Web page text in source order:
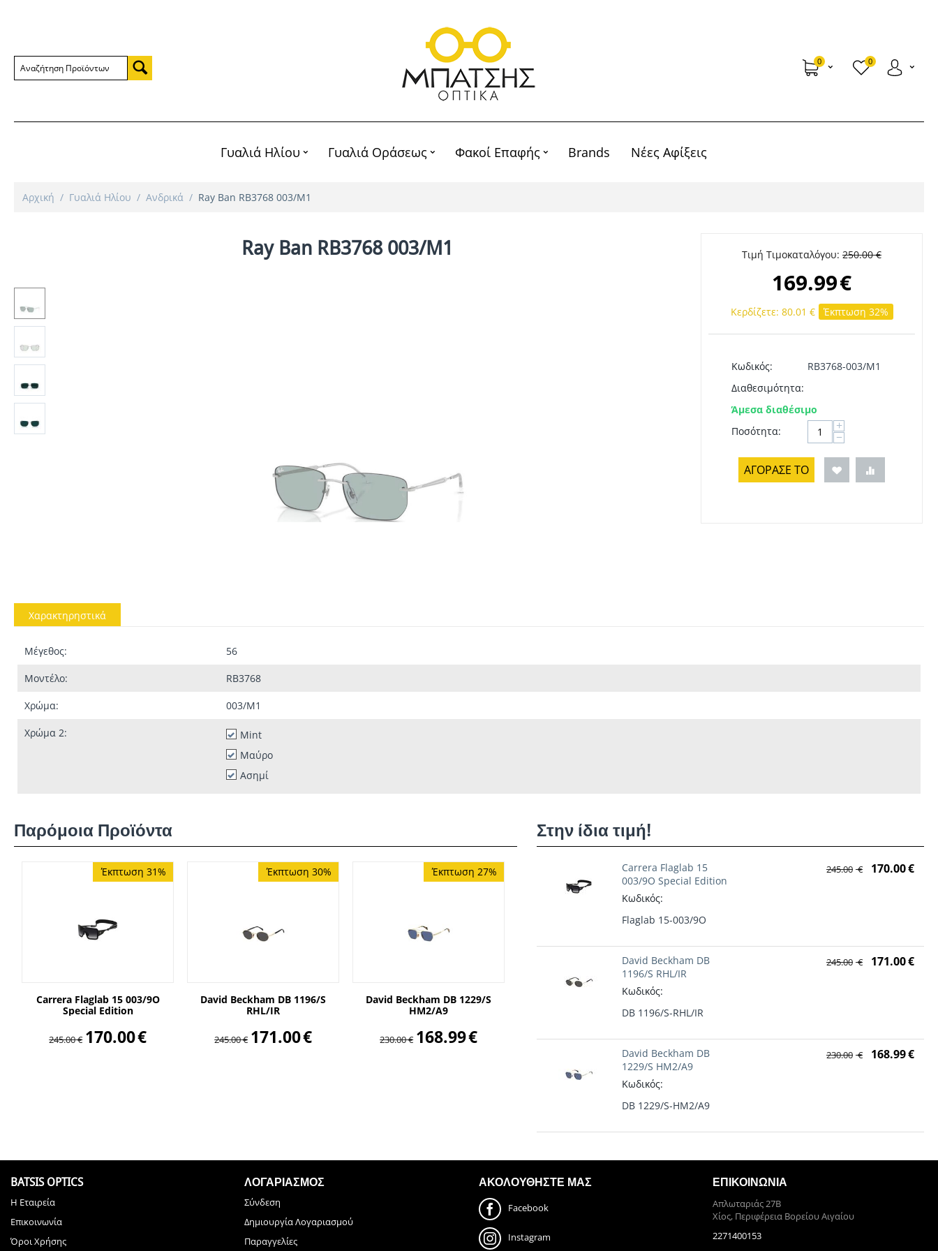
0
0
Γυαλιά Ηλίου Γυαλιά Οράσεως Φακοί Επαφής Brands Νέες Αφίξεις
Αρχική / Γυαλιά Ηλίου / Ανδρικά / Ray Ban RB3768 003/M1
Ray Ban RB3768 003/M1 Τιμή Τιμοκαταλόγου: 250.00 €
169.99€
Κερδίζετε: 80.01 € Έκπτωση 32%
Κωδικός:
RB3768-003/M1
Διαθεσιμότητα:
Άμεσα διαθέσιμο
Ποσότητα:
+
−
ΑΓΟΡΑΣΕ ΤΟ
Χαρακτηρηστικά
Μέγεθος: 56
Μοντέλο: RB3768
Χρώμα: 003/M1
Χρώμα 2:
Mint
Μαύρο
Ασημί
Παρόμοια Προϊόντα
Έκπτωση 31%
Carrera Flaglab 15 003/9O
Special Edition
245.00€ 170.00€
Έκπτωση 30%
David Beckham DB 1196/S
RHL/IR
245.00€ 171.00€
Έκπτωση 27%
David Beckham DB 1229/S
HM2/A9
230.00€ 168.99€
Στην ίδια τιμή!
Carrera Flaglab 15
003/9O Special Edition
Κωδικός:
Flaglab 15-003/9O
245.00 € 170.00€
David Beckham DB
1196/S RHL/IR
Κωδικός:
DB 1196/S-RHL/IR
245.00 € 171.00€
David Beckham DB
1229/S HM2/A9
Κωδικός:
DB 1229/S-HM2/A9
230.00 € 168.99€
BATSIS OPTICS
Η Εταιρεία
Επικοινωνία
Όροι Χρήσης
ΛΟΓΑΡΙΑΣΜΟΣ
Σύνδεση
Δημιουργία Λογαριασμού
Παραγγελίες
ΑΚΟΛΟΥΘΗΣΤΕ ΜΑΣ
Facebook
Instagram
ΕΠΙΚΟΙΝΩΝΊΑ
Απλωταριάς 27Β
Χίος, Περιφέρεια Βορείου Αιγαίου
2271400153